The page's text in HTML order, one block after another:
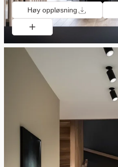
Høy oppløsning